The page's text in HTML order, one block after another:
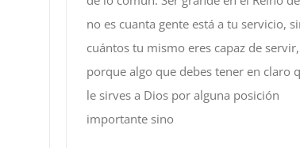
no es cuanta gente está a tu servicio,
cuántos tu mismo eres capaz de servir,
porque algo que debes tener en claro
le sirves a Dios por alguna posición
importante sino